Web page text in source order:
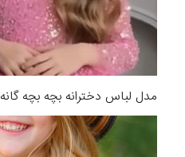
مدل لباس دخترانه بچه بچه گانه